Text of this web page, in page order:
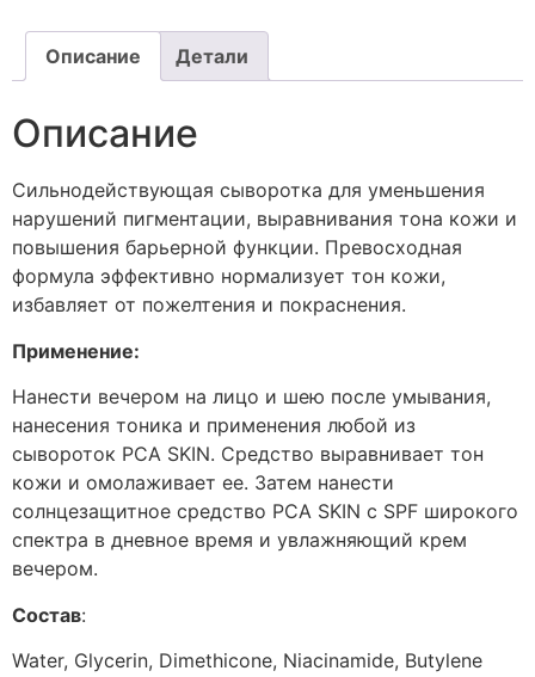
Описание Детали
Описание
Сильнодействующая сыворотка для уменьшения
нарушений пигментации, выравнивания тона кожи и
повышения барьерной функции. Превосходная
формула эффективно нормализует тон кожи,
избавляет от пожелтения и покраснения.
Применение:
Нанести вечером на лицо и шею после умывания,
нанесения тоника и применения любой из
сывороток PCA SKIN. Средство выравнивает тон
кожи и омолаживает ее. Затем нанести
солнцезащитное средство PCA SKIN с SPF широкого
спектра в дневное время и увлажняющий крем
вечером.
Состав:
Water, Glycerin, Dimethicone, Niacinamide, Butylene